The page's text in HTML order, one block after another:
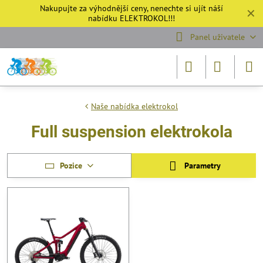
✕
Nakupujte za výhodnější ceny, nenechte si ujít náší
nabídku ELEKTROKOL!!!
Panel uživatele
Naše nabídka elektrokol
Full suspension elektrokola
Pozice Parametry